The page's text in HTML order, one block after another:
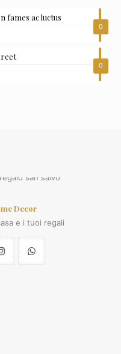
0
fames ac luctus
0
Decor
e i tuoi regali